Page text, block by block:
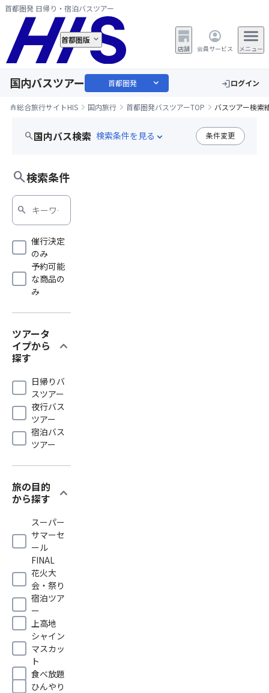
首都圏発 日帰り・宿泊バスツアー
首都圏版
店舗 会員サービス メニュー
国内バスツアー 首都圏発 expand_more loginログイン
home総合旅行サイトHIS 国内旅行 首都圏発バスツアーTOP バスツアー検索
search国内バス検索 expand_more 条件変更
search検索条件
search
催行決定
のみ
予約可能
な商品の
み
ツアータ
イプから
探す
expand_more
日帰りバ
スツアー
夜行バス
ツアー
宿泊バス
ツアー
旅の目的
から探す
expand_more
スーパー
サマーセ
ール
FINAL
花火大
会・祭り
宿泊ツア
ー
上高地
シャイン
マスカッ
ト
食べ放題
ひんやり